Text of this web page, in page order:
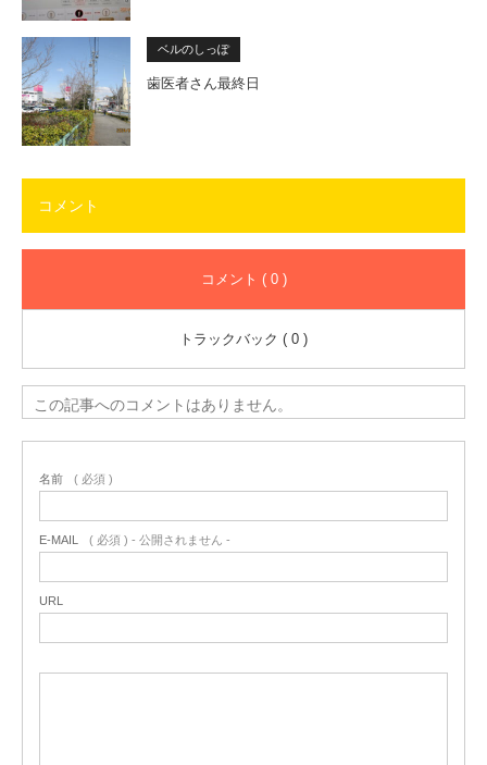
ベルのしっぽ
歯医者さん最終日
コメント
コメント ( 0 )
トラックバック ( 0 )
この記事へのコメントはありません。
名前 ( 必須 )
E-MAIL ( 必須 ) - 公開されません -
URL